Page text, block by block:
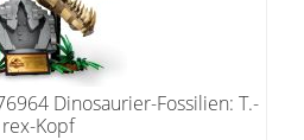
Dinosaurier-Fossilien: T.-
rex-Kopf